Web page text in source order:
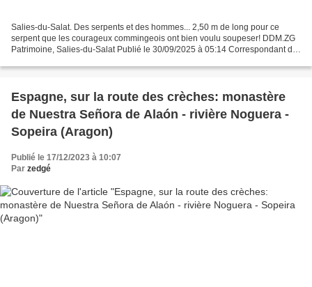
Salies-du-Salat. Des serpents et des hommes... 2,50 m de long pour ce
serpent que les courageux commingeois ont bien voulu soupeser! DDM.ZG
Patrimoine, Salies-du-Salat Publié le 30/09/2025 à 05:14 Correspondant de
Espagne, sur la route des crèches: monastère
de Nuestra Señora de Alaón - rivière Noguera -
Sopeira (Aragon)
Publié le 17/12/2023 à 10:07
Par zedgé